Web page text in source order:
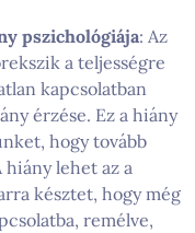
pszichológiája: Az
a teljességre
kapcsolatban
érzése. Ez a hiány
hogy tovább
lehet az a
késztet, hogy még
remélve,